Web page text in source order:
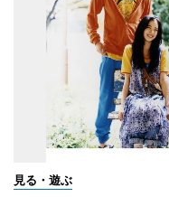
見る・遊ぶ